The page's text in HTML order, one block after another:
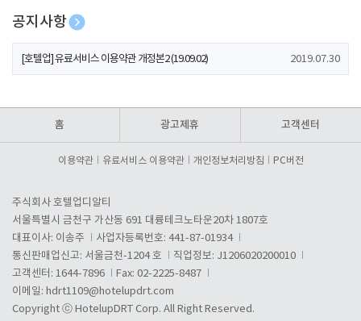
공지사항
[호텔업] 개인정보 처리방침 개정본1 (19.09.02)
[호텔업] 유료서비스 이용약관 개정본2 (19.09.02) 2019.07.30
홈 광고제휴 고객센터
이용약관 유료서비스 이용약관 개인정보처리방침 PC버전
주식회사 호텔업디알티
서울특별시 금천구 가산동 691 대륭테크노타운20차 1807호
대표이사: 이송주
사업자등록번호: 441-87-01934
통신판매업신고: 서울금천-1204 호
직업정보: J1206020200010
고객센터: 1644-7896
Fax: 02-2225-8487
이메일: hdrt1109@hotelupdrt.com
Copyright ⓒ HotelupDRT Corp. All Right Reserved.